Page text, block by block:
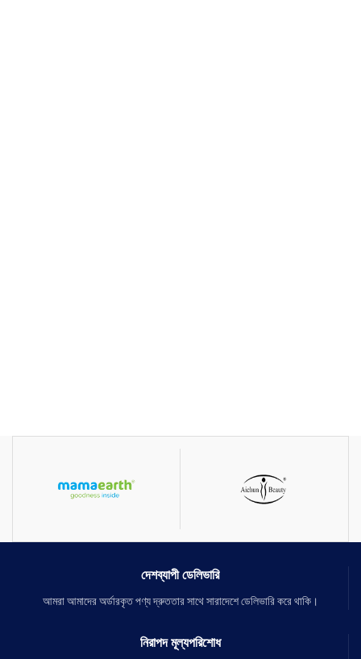
দেশব্যাপী ডেলিভারি
আমরা আমাদের অর্ডারকৃত পণ্য দ্রুততার সাথে সারাদেশে ডেলিভারি করে থাকি।
নিরাপদ মূল্যপরিশোধ